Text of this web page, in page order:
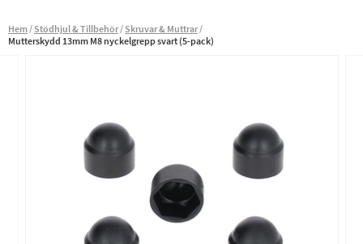
Hem Stödhjul & Tillbehör Skruvar & Muttrar
Mutterskydd 13mm M8 nyckelgrepp svart (5-pack)